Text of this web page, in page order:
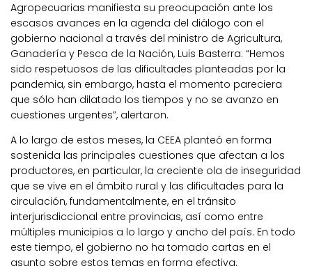
Agropecuarias manifiesta su preocupación ante los
escasos avances en la agenda del diálogo con el
gobierno nacional a través del ministro de Agricultura,
Ganadería y Pesca de la Nación, Luis Basterra: “Hemos
sido respetuosos de las dificultades planteadas por la
pandemia, sin embargo, hasta el momento pareciera
que sólo han dilatado los tiempos y no se avanzo en
cuestiones urgentes”, alertaron.
A lo largo de estos meses, la CEEA planteó en forma
sostenida las principales cuestiones que afectan a los
productores, en particular, la creciente ola de inseguridad
que se vive en el ámbito rural y las dificultades para la
circulación, fundamentalmente, en el tránsito
interjurisdiccional entre provincias, así como entre
múltiples municipios a lo largo y ancho del país. En todo
este tiempo, el gobierno no ha tomado cartas en el
asunto sobre estos temas en forma efectiva.